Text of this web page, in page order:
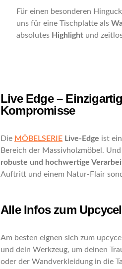
Für einen besonderen
uns für eine Tischplatte als
absolutes Highlight und
Live Edge –
Kompromisse
Die MÖBELSERIE Live-Edge ist
Bereich der Massivholzmöbel.
robuste und hochwertige
Auftritt und einem Natur-Flair
Alle Infos zum
Am besten eignen sich zum
und dein Werkzeug, um deinen
oder der Wandverkleidung in die